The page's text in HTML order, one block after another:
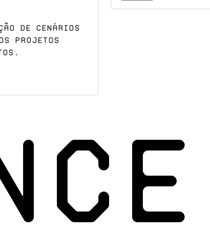
de cenários
projetos